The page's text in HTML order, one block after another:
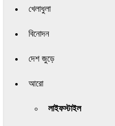
খেলাধুলা
বিনোদন
দেশ জুড়ে
আরো
লাইফস্টাইল